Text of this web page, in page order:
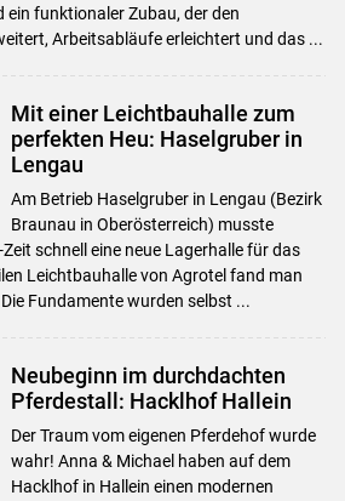
ein funktionaler Zubau, der den
Arbeitsabläufe erleichtert und das ...
Mit einer Leichtbauhalle zum
perfekten Heu: Haselgruber in
Lengau
Am Betrieb Haselgruber in Lengau (Bezirk
Braunau in Oberösterreich) musste
schnell eine neue Lagerhalle für das
Leichtbauhalle von Agrotel fand man
Fundamente wurden selbst ...
Neubeginn im durchdachten
Pferdestall: Hacklhof Hallein
Der Traum vom eigenen Pferdehof wurde
wahr! Anna & Michael haben auf dem
Hacklhof in Hallein einen modernen